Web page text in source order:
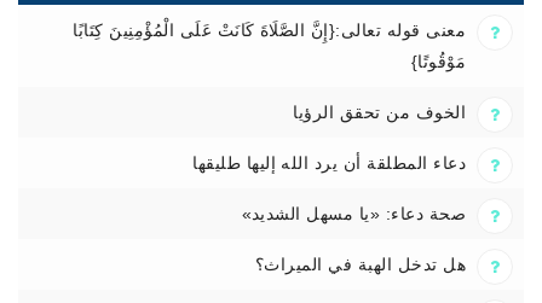
معنى قوله تعالى:{إِنَّ الصَّلَاةَ كَانَتْ عَلَى الْمُؤْمِنِينَ كِتَابًا
مَوْقُوتًا}
الخوف من تحقق الرؤيا
دعاء المطلقة أن يرد الله إليها طليقها
صحة دعاء: «يا مسهل الشديد»
هل تدخل الهبة في الميراث؟